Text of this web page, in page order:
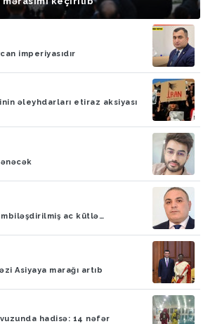
imperiyasıdır
əleyhdarları etiraz aksiyası
ac kütlə…
Asiyaya marağı artıb
hadisə: 14 nəfər